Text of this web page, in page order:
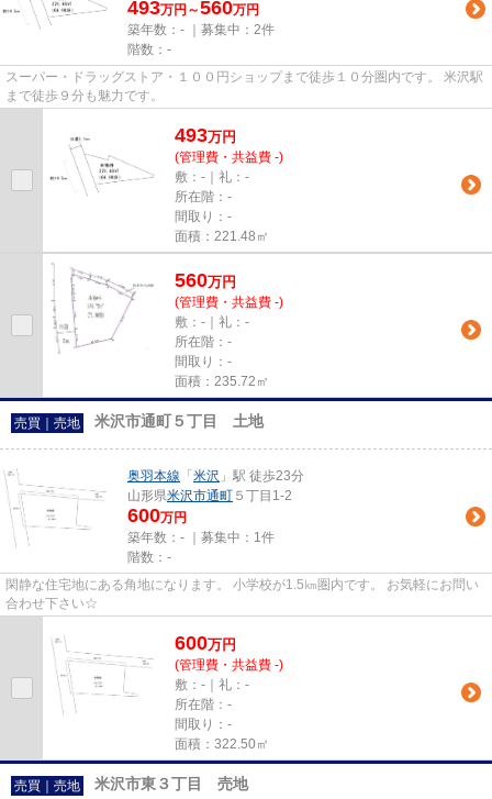
493万円～560万円
築年数：- ｜募集中： 2件
階数：-
スーパー・ドラッグストア・１００円ショップまで徒歩１０分圏内です。 米沢駅
まで徒歩９分も魅力です。
493万円
(管理費・共益費 -)
敷：-｜礼：-
所在階：-
間取り：-
面積：221.48㎡
560万円
(管理費・共益費 -)
敷：-｜礼：-
所在階：-
間取り：-
面積：235.72㎡
売買｜売地 米沢市通町５丁目 土地
奥羽本線 「 米沢 」駅 徒歩23分
山形県米沢市通町 ５丁目1-2
600万円
築年数：- ｜募集中： 1件
階数：-
閑静な住宅地にある角地になります。 小学校が1.5㎞圏内です。 お気軽にお問い
合わせ下さい☆
600万円
(管理費・共益費 -)
敷：-｜礼：-
所在階：-
間取り：-
面積：322.50㎡
売買｜売地 米沢市東３丁目 売地